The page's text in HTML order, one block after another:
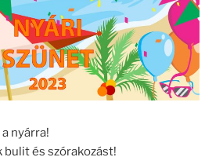
nyárra!
bulit és szórakozást!